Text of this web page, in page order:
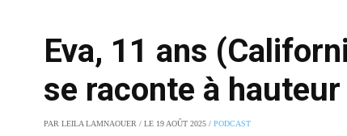
Eva, 11 ans
se raconte à hauteur
PAR LEILA LAMNAOUER / LE 19 AOÛT 2025 / PODCAST